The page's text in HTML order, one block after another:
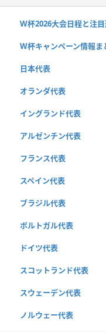
W杯2026大会日程と注
W杯キャンペーン情報ま
日本代表
オランダ代表
イングランド代表
アルゼンチン代表
フランス代表
スペイン代表
ブラジル代表
ポルトガル代表
ドイツ代表
スコットランド代表
スウェーデン代表
ノルウェー代表